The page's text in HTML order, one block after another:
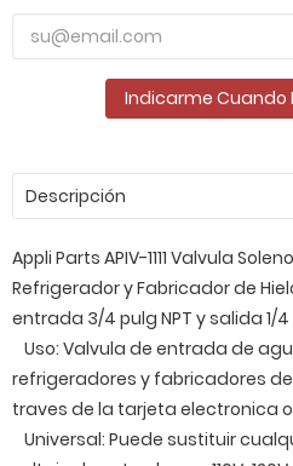
Indicarme Cuando
Descripción
Appli Parts APIV-1111 Valvula
Refrigerador y Fabricador de
entrada 3/4 pulg NPT y salida 1/
Uso: Valvula de entrada de
refrigeradores y fabricadores
traves de la tarjeta electronica
Universal: Puede sustituir